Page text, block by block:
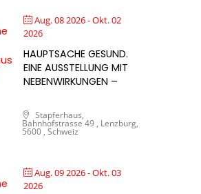
Aug. 08 2026- Okt. 02
2026
HAUPTSACHE GESUND.
EINE AUSSTELLUNG MIT
NEBENWIRKUNGEN –
Stapferhaus,
Bahnhofstrasse 49 , Lenzburg,
5600 , Schweiz
Aug. 09 2026- Okt. 03
2026